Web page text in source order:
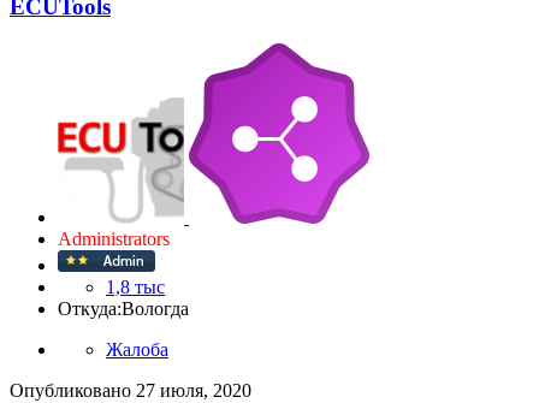
ECUTools
Administrators
1,8 тыс
Откуда:Вологда
Жалоба
Опубликовано 27 июля, 2020